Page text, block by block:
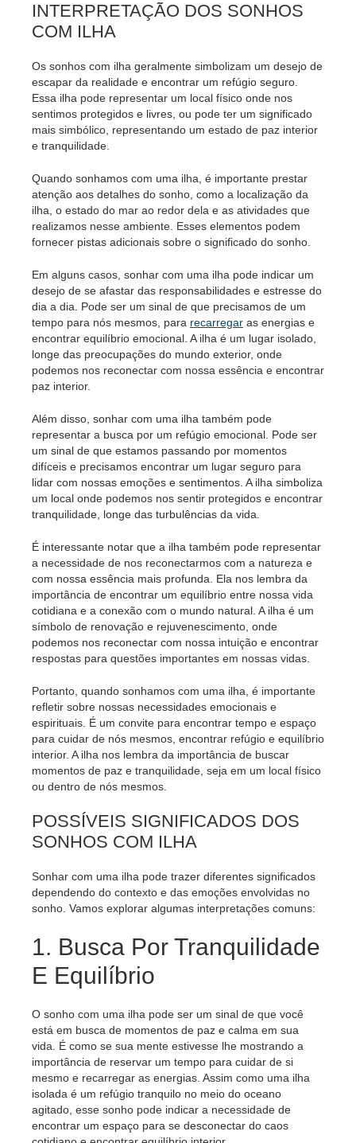
INTERPRETAÇÃO DOS SONHOS
COM ILHA
Os sonhos com ilha geralmente simbolizam um desejo de
escapar da realidade e encontrar um refúgio seguro.
Essa ilha pode representar um local físico onde nos
sentimos protegidos e livres, ou pode ter um significado
mais simbólico, representando um estado de paz interior
e tranquilidade.
Quando sonhamos com uma ilha, é importante prestar
atenção aos detalhes do sonho, como a localização da
ilha, o estado do mar ao redor dela e as atividades que
realizamos nesse ambiente. Esses elementos podem
fornecer pistas adicionais sobre o significado do sonho.
Em alguns casos, sonhar com uma ilha pode indicar um
desejo de se afastar das responsabilidades e estresse do
dia a dia. Pode ser um sinal de que precisamos de um
tempo para nós mesmos, para recarregar as energias e
encontrar equilíbrio emocional. A ilha é um lugar isolado,
longe das preocupações do mundo exterior, onde
podemos nos reconectar com nossa essência e encontrar
paz interior.
Além disso, sonhar com uma ilha também pode
representar a busca por um refúgio emocional. Pode ser
um sinal de que estamos passando por momentos
difíceis e precisamos encontrar um lugar seguro para
lidar com nossas emoções e sentimentos. A ilha simboliza
um local onde podemos nos sentir protegidos e encontrar
tranquilidade, longe das turbulências da vida.
É interessante notar que a ilha também pode representar
a necessidade de nos reconectarmos com a natureza e
com nossa essência mais profunda. Ela nos lembra da
importância de encontrar um equilíbrio entre nossa vida
cotidiana e a conexão com o mundo natural. A ilha é um
símbolo de renovação e rejuvenescimento, onde
podemos nos reconectar com nossa intuição e encontrar
respostas para questões importantes em nossas vidas.
Portanto, quando sonhamos com uma ilha, é importante
refletir sobre nossas necessidades emocionais e
espirituais. É um convite para encontrar tempo e espaço
para cuidar de nós mesmos, encontrar refúgio e equilíbrio
interior. A ilha nos lembra da importância de buscar
momentos de paz e tranquilidade, seja em um local físico
ou dentro de nós mesmos.
POSSÍVEIS SIGNIFICADOS DOS
SONHOS COM ILHA
Sonhar com uma ilha pode trazer diferentes significados
dependendo do contexto e das emoções envolvidas no
sonho. Vamos explorar algumas interpretações comuns:
1. Busca Por Tranquilidade
E Equilíbrio
O sonho com uma ilha pode ser um sinal de que você
está em busca de momentos de paz e calma em sua
vida. É como se sua mente estivesse lhe mostrando a
importância de reservar um tempo para cuidar de si
mesmo e recarregar as energias. Assim como uma ilha
isolada é um refúgio tranquilo no meio do oceano
agitado, esse sonho pode indicar a necessidade de
encontrar um espaço para se desconectar do caos